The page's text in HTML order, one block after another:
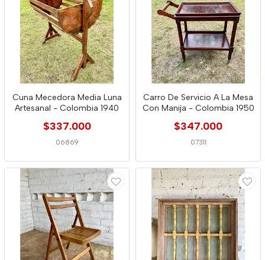
Cuna Mecedora Media Luna
Artesanal - Colombia 1940
$337.000
06869
Carro De Servicio A La Mesa
Con Manija - Colombia 1950
$347.000
07311